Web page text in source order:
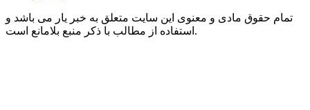
تمام حقوق مادی و معنوی این سایت متعلق به خبر یار می باشد و
استفاده از مطالب با ذکر منبع بلامانع است.